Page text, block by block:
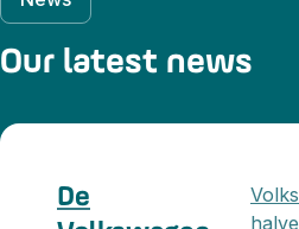
Our latest news
De